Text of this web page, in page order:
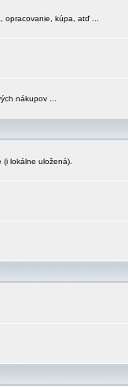
opracovanie, kúpa, atď ...
nákupov ...
lokálne uložená).